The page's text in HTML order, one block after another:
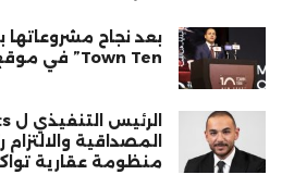
بعد نجاح مشروعاتها
Town Ten” في موقع استراتيجي بالعبور
المصداقية والالتزام
منظومة عقارية